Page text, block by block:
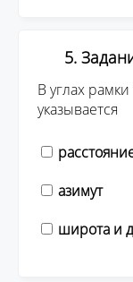
5.
В углах
указывается
азимут
широта и